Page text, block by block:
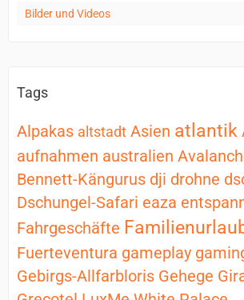
Bilder und Videos
Tags
Alpakas altstadt Asien atlantik
aufnahmen australien
Bennett-Kängurus dji drohne
Dschungel-Safari eaza
Fahrgeschäfte
Fuerteventura gameplay
Gebirgs-Allfarbloris Gehege